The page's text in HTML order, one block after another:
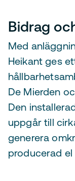
Bidrag
Med
Heikant ges
De Mierden
Den
uppgår till
generera
producerad el